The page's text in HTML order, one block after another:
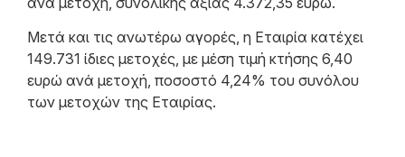
Μετά και τις ανωτέρω αγορές, η Εταιρία κατέχει
149.731 ίδιες μετοχές, με μέση τιμή κτήσης 6,40
ευρώ ανά μετοχή, ποσοστό 4,24% του συνόλου
των μετοχών της Εταιρίας.